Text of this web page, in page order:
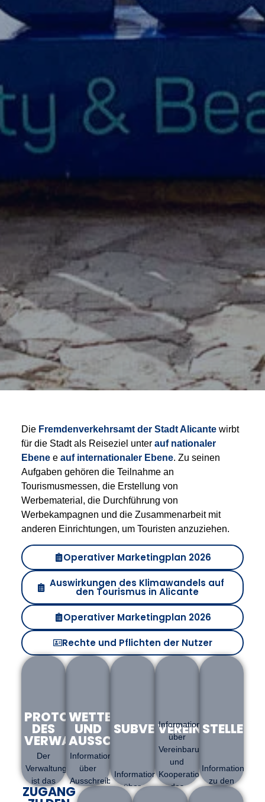
Die Fremdenverkehrsamt der Stadt Alicantewirbt
für die Stadt als Reiseziel unter auf nationaler
Ebenee auf internationaler Ebene. Zu seinen
Aufgaben gehören die Teilnahme an
Tourismusmessen, die Erstellung von
Werbematerial, die Durchführung von
Werbekampagnen und die Zusammenarbeit mit
anderen Einrichtungen, um Touristen anzuziehen.
Operativer Marketingplan 2026
Auswirkungen des Klimawandels auf
den Tourismus in Alicante
Operativer Marketingplan 2026
Rechte und Pflichten der Nutzer
PROTOKOLL
DES
VERWALTUNGSRATS
Der
Verwaltungsrat
ist das
oberste
WETTBEWERBE
UND
AUSSCHREIBUNGEN
Informationen
über
Ausschreibungen
und neue
SUBVENTIONEN
Informationen
über
Subventionen
Informationen
über
Vereinbarungen
und
Kooperationen
des
städtischen
Informationen
zu den
ZUGANG